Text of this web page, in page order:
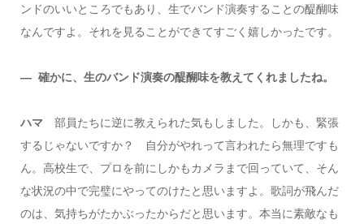
ンドのいいところでもあり、生でバンド演奏することの醍醐味
なんですよ。それを見ることができてすごく嬉しかったです。
― 確かに、生のバンド演奏の醍醐味を教えてくれましたね。
ハマ 部員たちに逆に教えられた気もしました。しかも、緊張
するじゃないですか？ 自分がやれって言われたら無理ですも
ん。高校生で、プロを前にしかもカメラまで回っていて、そん
な状況の中で完璧にやってのけたと思いますよ。歌詞が飛んだ
のは、気持ちがたかぶったからだと思います。本当に素敵なも